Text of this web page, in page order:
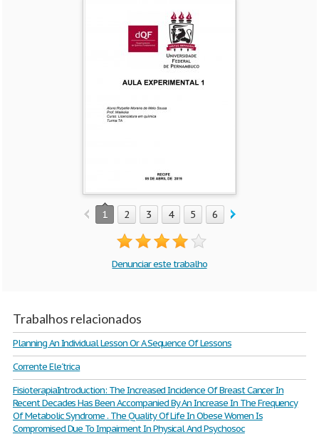
1 2 3 4 5 6 7
Denunciar este trabalho
Trabalhos relacionados
Planning An Individual Lesson Or A Sequence Of Lessons
Corrente Ele´trica
FisioterapiaIntroduction: The Increased Incidence Of Breast Cancer In
Recent Decades Has Been Accompanied By An Increase In The Frequency
Of Metabolic Syndrome . The Quality Of Life In Obese Women Is
Compromised Due To Impairment In Physical And Psychosoc